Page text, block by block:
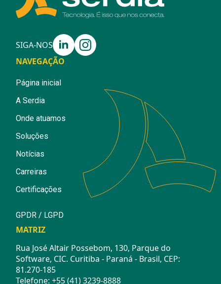
SIGA-NOS
NAVEGAÇÃO
Página inicial
A Serdia
Onde atuamos
Soluções
Notícias
Carreiras
Certificações
GPDR / LGPD
MATRIZ
Rua José Altair Possebom, 130, Parque do
Software, CIC. Curitiba - Paraná - Brasil, CEP:
81.270-185
Telefone: +55 (41) 3239-8888